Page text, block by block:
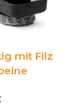
mit Filz